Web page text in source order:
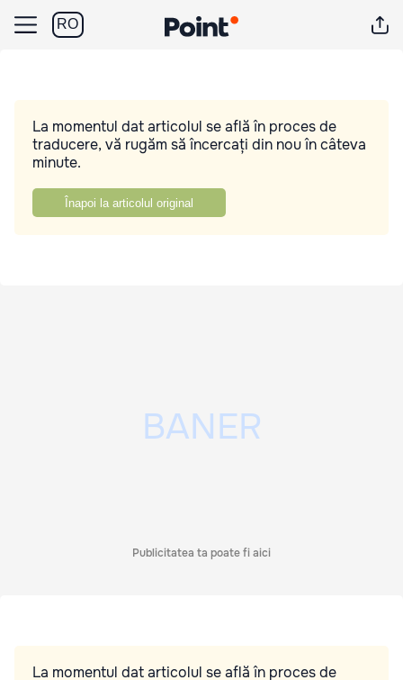
RO
La momentul dat articolul se află în proces de
traducere, vă rugăm să încercați din nou în câteva
minute.
Înapoi la articolul original
Publicitatea ta poate fi aici
La momentul dat articolul se află în proces de